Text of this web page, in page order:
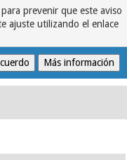
prevenir que este aviso
ajuste utilizando el enlace